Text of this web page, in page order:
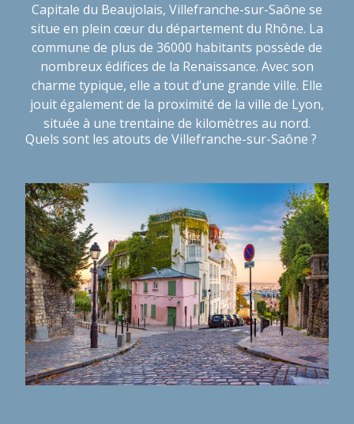
Capitale du Beaujolais, Villefranche-sur-Saône se
situe en plein cœur du département du Rhône. La
commune de plus de 36000 habitants possède de
nombreux édifices de la Renaissance. Avec son
charme typique, elle a tout d’une grande ville. Elle
jouit également de la proximité de la ville de Lyon,
située à une trentaine de kilomètres au nord.
Quels sont les atouts de Villefranche-sur-Saône ?